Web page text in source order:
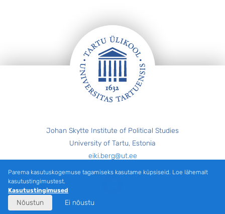
Johan Skytte Institute of Political Studies
University of Tartu, Estonia
eiki.berg@ut.ee
Parema kasutuskogemuse tagamiseks kasutame küpsiseid. Loe lähemalt
kasutustingimustest.
Kasutustingimused
Nõustun Ei nõustu